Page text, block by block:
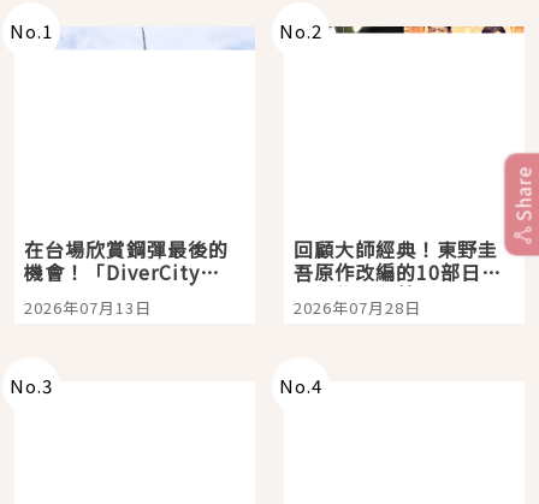
No.1
在台場欣賞鋼彈最後的
機會！「DiverCity
Tokyo Plaza」搭船、
購物、美食及夜景，一
2026年07月13日
No.2
回顧大師經典！東野圭
吾原作改編的10部日本
影視作品推薦
2026年07月28日
No.3 No.4
Share